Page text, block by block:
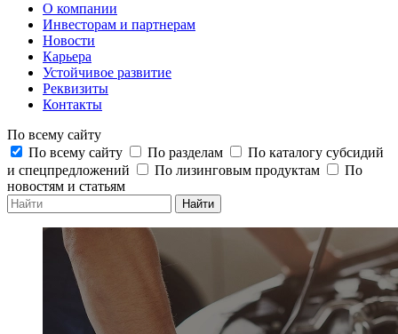
О компании
Инвесторам и партнерам
Новости
Карьера
Устойчивое развитие
Реквизиты
Контакты
По всему сайту
По всему сайту
По разделам
По каталогу субсидий
и спецпредложений
По лизинговым продуктам
По
новостям и статьям
Найти